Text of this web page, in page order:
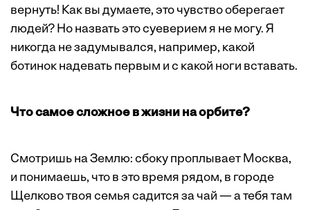
вернуть! Как вы думаете, это чувство оберегает
людей? Но назвать это суеверием я не могу. Я
никогда не задумывался, например, какой
ботинок надевать первым и с какой ноги вставать.
Что самое сложное в жизни на орбите?
Смотришь на Землю: сбоку проплывает Москва,
и понимаешь, что в это время рядом, в городе
Щелково твоя семья садится за чай — а тебя там